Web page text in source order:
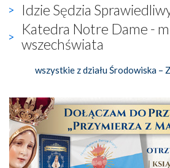
Idzie Sędzia
Katedra Notre Dame -
wszechświata
wszystkie z działu Środowiska –